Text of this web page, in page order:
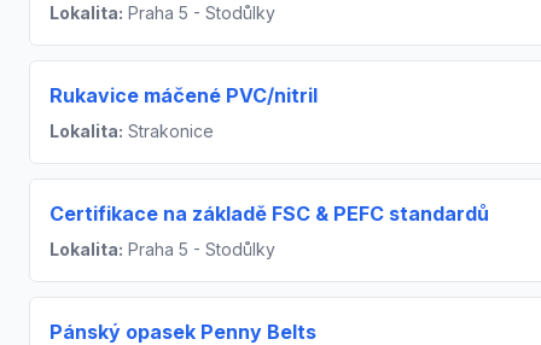
Lokalita: Praha 5 - Stodůlky
Rukavice máčené PVC/nitril
Lokalita: Strakonice
Certifikace na základě FSC & PEFC standardů
Lokalita: Praha 5 - Stodůlky
Pánský opasek Penny Belts